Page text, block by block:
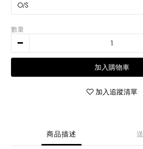
數量
加入購物車
加入追蹤清單
商品描述